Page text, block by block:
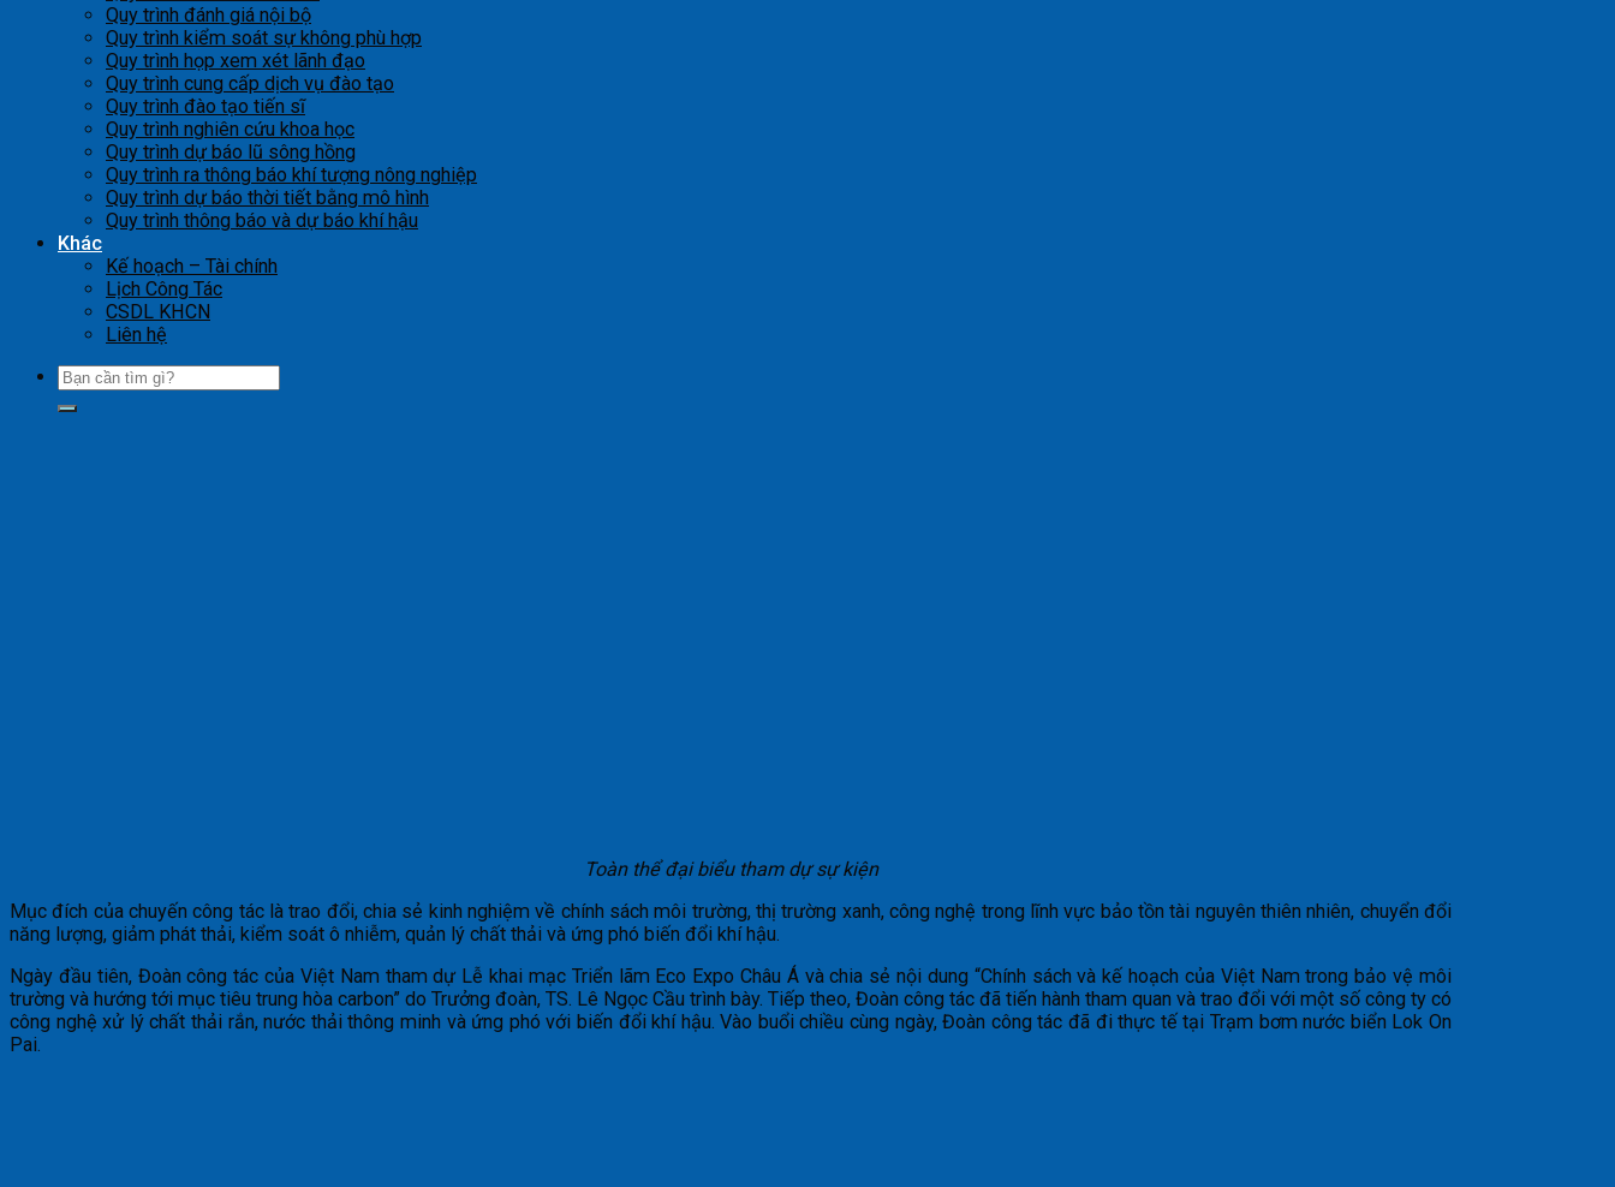
Quy trình đánh giá nội bộ
Quy trình kiểm soát sự không phù hợp
Quy trình họp xem xét lãnh đạo
Quy trình cung cấp dịch vụ đào tạo
Quy trình đào tạo tiến sĩ
Quy trình nghiên cứu khoa học
Quy trình dự báo lũ sông hồng
Quy trình ra thông báo khí tượng nông nghiệp
Quy trình dự báo thời tiết bằng mô hình
Quy trình thông báo và dự báo khí hậu
Khác
Kế hoạch – Tài chính
Lịch Công Tác
CSDL KHCN
Liên hệ
Toàn thể đại biểu tham dự sự kiện
Mục đích của chuyến công tác là trao đổi, chia sẻ kinh nghiệm về chính sách môi trường, thị trường xanh, công nghệ trong lĩnh vực bảo tồn tài nguyên thiên nhiên, chuyển đổi
năng lượng, giảm phát thải, kiểm soát ô nhiễm, quản lý chất thải và ứng phó biến đổi khí hậu.
Ngày đầu tiên, Đoàn công tác của Việt Nam tham dự Lễ khai mạc Triển lãm Eco Expo Châu Á và chia sẻ nội dung “Chính sách và kế hoạch của Việt Nam trong bảo vệ môi
trường và hướng tới mục tiêu trung hòa carbon” do Trưởng đoàn, TS. Lê Ngọc Cầu trình bày. Tiếp theo, Đoàn công tác đã tiến hành tham quan và trao đổi với một số công ty có
công nghệ xử lý chất thải rắn, nước thải thông minh và ứng phó với biến đổi khí hậu. Vào buổi chiều cùng ngày, Đoàn công tác đã đi thực tế tại Trạm bơm nước biển Lok On
Pai.